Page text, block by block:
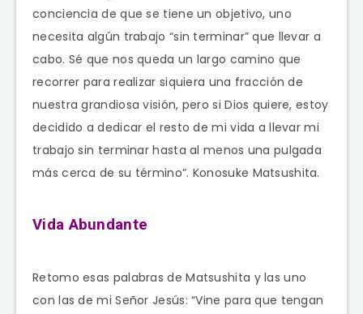
conciencia de que se tiene un objetivo, uno
necesita algún trabajo “sin terminar” que llevar a
cabo. Sé que nos queda un largo camino que
recorrer para realizar siquiera una fracción de
nuestra grandiosa visión, pero si Dios quiere, estoy
decidido a dedicar el resto de mi vida a llevar mi
trabajo sin terminar hasta al menos una pulgada
más cerca de su término”. Konosuke Matsushita.
Vida Abundante
Retomo esas palabras de Matsushita y las uno
con las de mi Señor Jesús: “Vine para que tengan